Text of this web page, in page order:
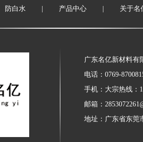
防白水 产品中心 关于名
广东名亿新材料有
电话：0769-
手机：大宗热线：
邮箱：
地址：广东省东莞